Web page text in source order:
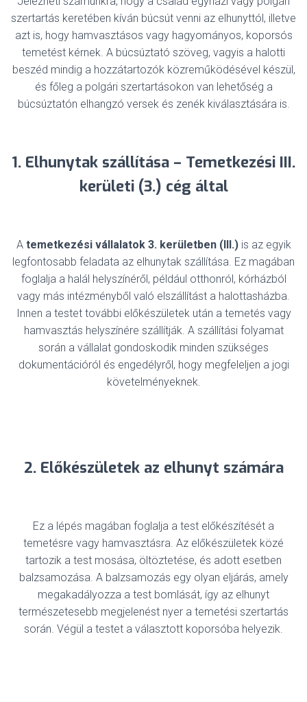
szertartás keretében kíván búcsút venni az elhunyttól, illetve
azt is, hogy hamvasztásos vagy hagyományos, koporsós
temetést kérnek. A búcsúztató szöveg, vagyis a halotti
beszéd mindig a hozzátartozók közreműködésével készül,
és főleg a polgári szertartásokon van lehetőség a
búcsúztatón elhangzó versek és zenék kiválasztására is.
1. Elhunytak szállítása – Temetkezési III.
kerületi (3.) cég által
A temetkezési vállalatok 3. kerületben (III.)is az egyik
legfontosabb feladata az elhunytak szállítása. Ez magában
foglalja a halál helyszínéről, például otthonról, kórházból
vagy más intézményből való elszállítást a halottasházba.
Innen a testet további előkészületek után a temetés vagy
hamvasztás helyszínére szállítják. A szállítási folyamat
során a vállalat gondoskodik minden szükséges
dokumentációról és engedélyről, hogy megfeleljen a jogi
követelményeknek.
2. Előkészületek az elhunyt számára
Ez a lépés magában foglalja a test előkészítését a
temetésre vagy hamvasztásra. Az előkészületek közé
tartozik a test mosása, öltöztetése, és adott esetben
balzsamozása. A balzsamozás egy olyan eljárás, amely
megakadályozza a test bomlását, így az elhunyt
természetesebb megjelenést nyer a temetési szertartás
során. Végül a testet a választott koporsóba helyezik.